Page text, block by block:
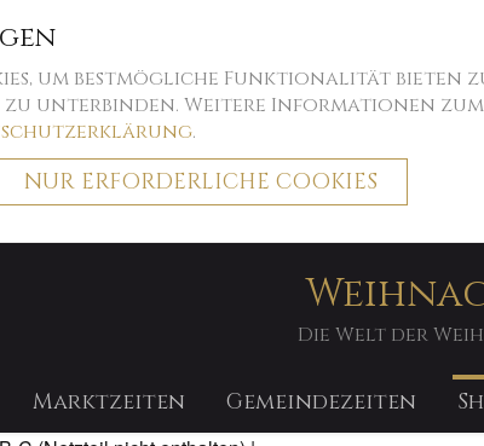
um bestmögliche Funktionalität bieten
unterbinden. Weitere Informationen
.
NUR ERFORDERLICHE COOKIES
Die Welt der
Marktzeiten Gemeindezeiten